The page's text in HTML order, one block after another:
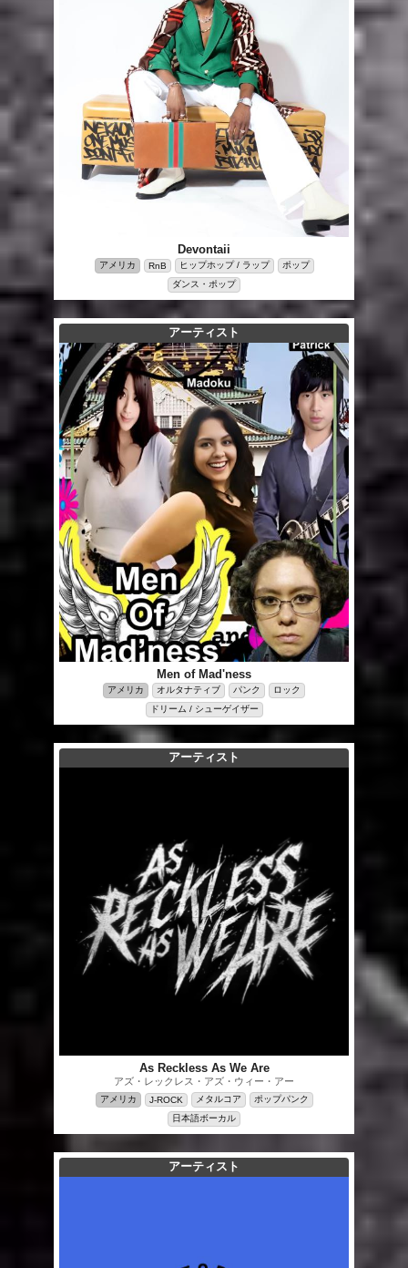
Devontaii
アメリカ RnB ヒップホップ / ラップ
ポップ
ダンス・ポップ
アーティスト
Men of Mad'ness
アメリカ オルタナティブ パンク
ロック
ドリーム / シューゲイザー
アーティスト
As Reckless As We Are
アズ・レックレス・アズ・ウィー・アー
アメリカ J-ROCK メタルコア
ポップパンク
日本語ボーカル
アーティスト